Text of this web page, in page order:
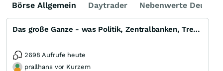
Börse Allgemein Daytrader Nebenwerte
Das große Ganze - was Politik, Zentralbanken, Trends, Medien und Gesellschaft mit Aktien, Rohstoffen
2698 Aufrufe heute
prallhans vor Kurzem